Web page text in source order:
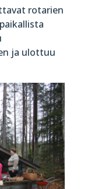
rotarien
ja ulottuu